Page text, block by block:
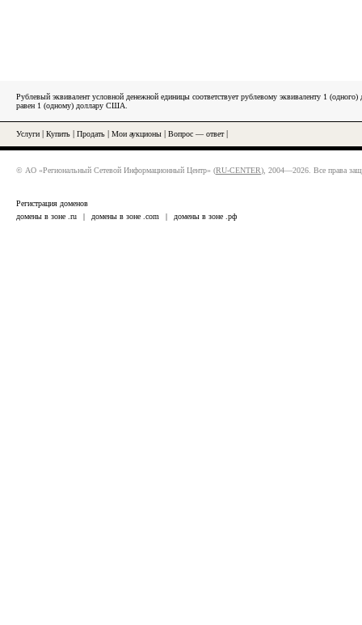
Рублевый эквивалент условной денежной единицы соответствует рублевому эквиваленту 1
равен 1 (одному) доллару США.
Услуги Купить Продать Мои аукционы Вопрос — ответ|
© АО «Региональный Сетевой Информационный Центр» (RU-CENTER), 2004—2026. Все права
Регистрация доменов
домены в зоне .ru
| домены в зоне .com | домены в зоне .рф